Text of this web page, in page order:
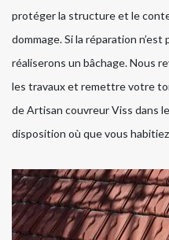
protéger la structure et le
dommage. Si la réparation
réaliserons un bâchage. Nous
les travaux et remettre votre
de Artisan couvreur Viss dans
disposition où que vous